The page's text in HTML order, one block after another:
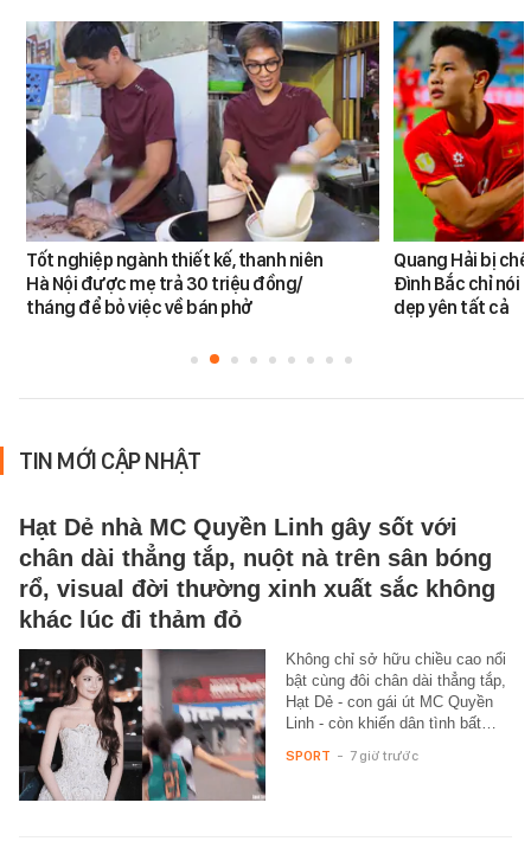
Tốt nghiệp ngành thiết kế, thanh niên
Hà Nội được mẹ trả 30 triệu đồng/
tháng để bỏ việc về bán phở
Quang Hải bị
Đình Bắc chỉ nói
dẹp yên tất cả
TIN MỚI CẬP NHẬT
Hạt Dẻ nhà MC Quyền Linh gây sốt với
chân dài thẳng tắp, nuột nà trên sân bóng
rổ, visual đời thường xinh xuất sắc không
khác lúc đi thảm đỏ
Không chỉ sở hữu chiều cao nổi
bật cùng đôi chân dài thẳng tắp,
Hạt Dẻ - con gái út MC Quyền
Linh - còn khiến dân tình bất…
SPORT - 7 giờ trước